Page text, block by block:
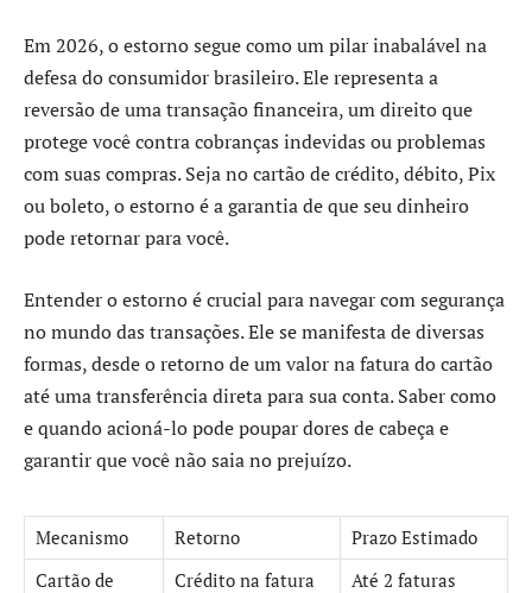
Em 2026, o estorno segue como um pilar inabalável na
defesa do consumidor brasileiro. Ele representa a
reversão de uma transação financeira, um direito que
protege você contra cobranças indevidas ou problemas
com suas compras. Seja no cartão de crédito, débito, Pix
ou boleto, o estorno é a garantia de que seu dinheiro
pode retornar para você.
Entender o estorno é crucial para navegar com segurança
no mundo das transações. Ele se manifesta de diversas
formas, desde o retorno de um valor na fatura do cartão
até uma transferência direta para sua conta. Saber como
e quando acioná-lo pode poupar dores de cabeça e
garantir que você não saia no prejuízo.
Mecanismo Retorno
Prazo Estimado
Cartão de
Crédito na fatura Até 2 faturas